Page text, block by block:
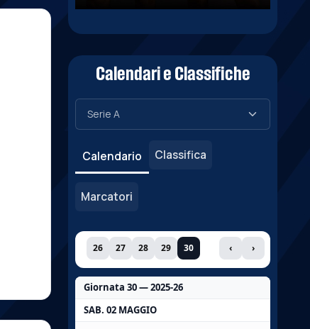
Calendari e Classifiche
Calendario Classifica
Marcatori
26 27 28 29 30 ‹ ›
Giornata 30 — 2025-26
SAB. 02 MAGGIO